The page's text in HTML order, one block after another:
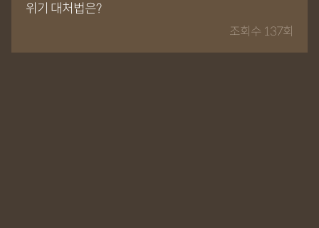
위기 대처법은?
조회수 137회